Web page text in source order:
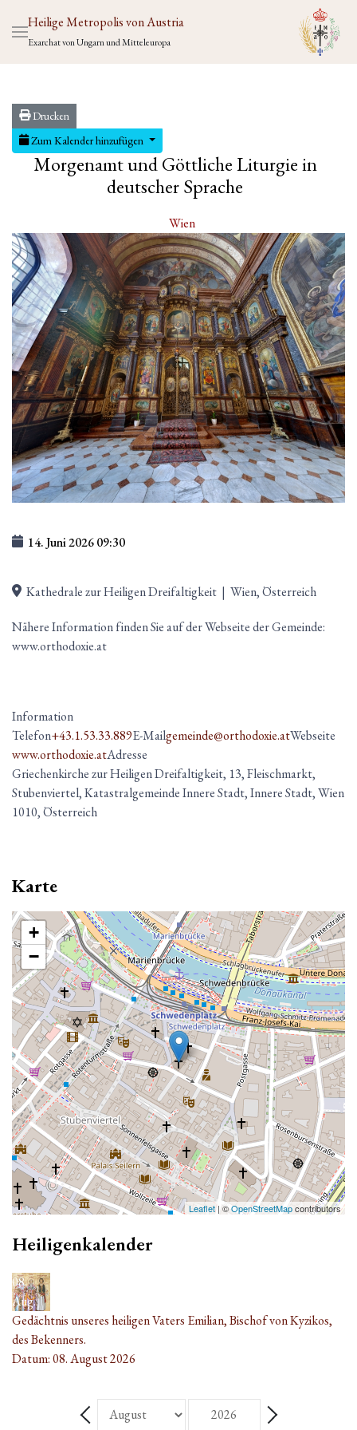
Heilige Metropolis von Austria
Exarchat von Ungarn und Mitteleuropa
Drucken
Zum Kalender hinzufügen
Morgenamt und Göttliche Liturgie in
deutscher Sprache
Wien
14. Juni 202609:30
Kathedrale zur Heiligen Dreifaltigkeit | Wien, Österreich
Nähere Information finden Sie auf der Webseite der Gemeinde:
www.orthodoxie.at
Information
Telefon+43.1.53.33.889E-Mailgemeinde@orthodoxie.atWebseite
www.orthodoxie.atAdresse
Griechenkirche zur Heiligen Dreifaltigkeit, 13, Fleischmarkt,
Stubenviertel, Katastralgemeinde Innere Stadt, Innere Stadt, Wien
1010, Österreich
Karte
+
−
Leaflet| ©OpenStreetMapcontributors
Heiligenkalender
08
Aug.
Gedächtnis unseres heiligen Vaters Emilian, Bischof von Kyzikos,
des Bekenners.
Datum:08. August 2026
Zurück - Monat
Monat
Weiter - Monat